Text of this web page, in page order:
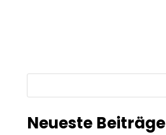
Neueste Beiträge